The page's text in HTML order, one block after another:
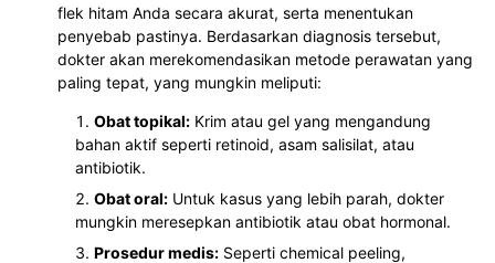
flek hitam Anda secara akurat, serta menentukan
penyebab pastinya. Berdasarkan diagnosis tersebut,
dokter akan merekomendasikan metode perawatan yang
paling tepat, yang mungkin meliputi:
Obat topikal: Krim atau gel yang mengandung
bahan aktif seperti retinoid, asam salisilat, atau
antibiotik.
Obat oral: Untuk kasus yang lebih parah, dokter
mungkin meresepkan antibiotik atau obat hormonal.
Prosedur medis: Seperti chemical peeling,